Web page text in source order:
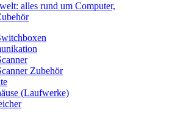
alles rund um Computer,
Zubehör
(Laufwerke)